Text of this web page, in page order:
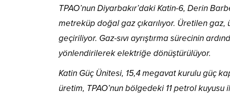
TPAO’nun Diyarbakır’daki Katin-6, Derin
metreküp doğal gaz çıkarılıyor. Üretilen
geçiriliyor. Gaz-sıvı ayrıştırma sürecinin
yönlendirilerek elektriğe dönüştürülüyor.
Katin Güç Ünitesi, 15,4 megavat kurulu güç
üretim, TPAO’nun bölgedeki 11 petrol